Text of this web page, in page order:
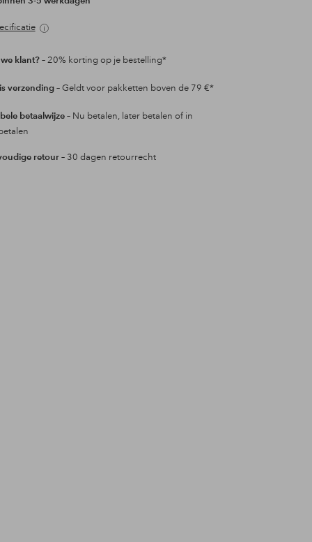
klant?– 20% korting op je bestelling*
verzending– Geldt voor pakketten boven de 79 €*
betaalwijze– Nu betalen, later betalen of in
retour– 30 dagen retourrecht